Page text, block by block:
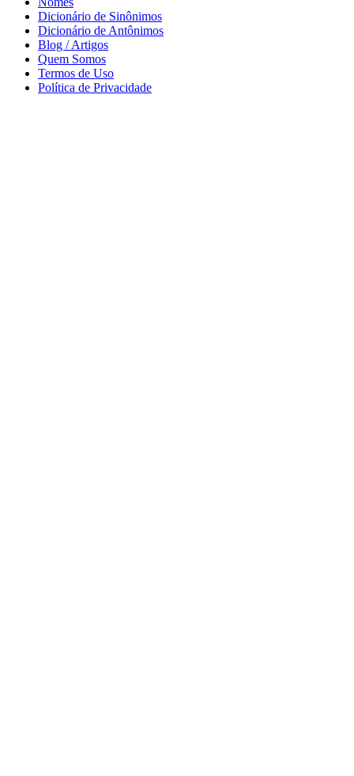
Dicionário de Sinônimos
Dicionário de Antônimos
Blog / Artigos
Quem Somos
Termos de Uso
Política de Privacidade